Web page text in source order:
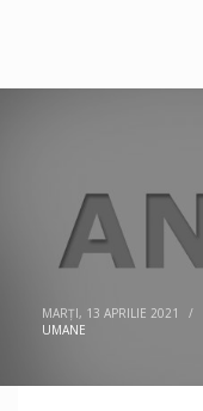
MARȚI, 13 APRILIE 2021 /
UMANE